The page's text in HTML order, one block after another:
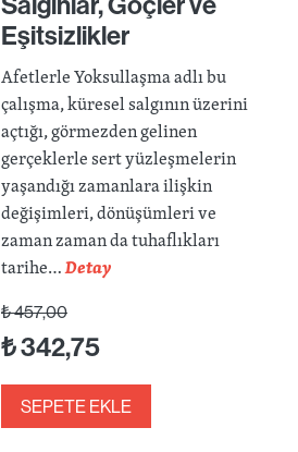
Eşitsizlikler
Afetlerle Yoksullaşma adlı bu
çalışma, küresel salgının üzerini
açtığı, görmezden gelinen
gerçeklerle sert yüzleşmelerin
yaşandığı zamanlara ilişkin
değişimleri, dönüşümleri ve
zaman zaman da tuhaflıkları
tarihe…Detay
₺457,00
₺342,75
SEPETE EKLE